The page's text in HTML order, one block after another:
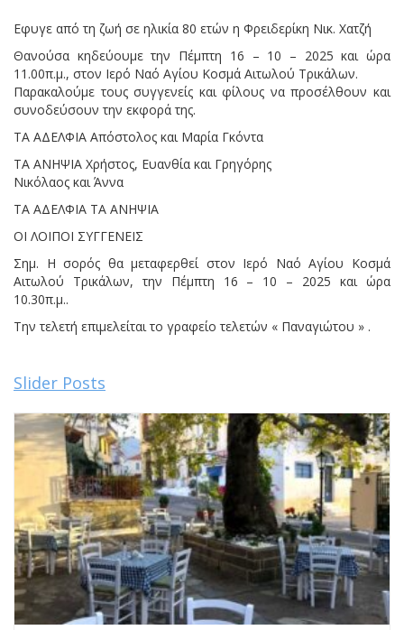
Eφυγε από τη ζωή σε ηλικία 80 ετών η Φρειδερίκη Νικ. Χατζή
Θανούσα κηδεύουμε την Πέμπτη 16 – 10 – 2025 και ώρα
11.00π.μ., στον Ιερό Ναό Αγίου Κοσμά Αιτωλού Τρικάλων.
Παρακαλούμε τους συγγενείς και φίλους να προσέλθουν και
συνοδεύσουν την εκφορά της.
ΤΑ ΑΔΕΛΦΙΑ Απόστολος και Μαρία Γκόντα
ΤΑ ΑΝΗΨΙΑ Χρήστος, Ευανθία και Γρηγόρης
Νικόλαος και Άννα
ΤΑ ΑΔΕΛΦΙΑ ΤΑ ΑΝΗΨΙΑ
ΟΙ ΛΟΙΠΟΙ ΣΥΓΓΕΝΕΙΣ
Σημ. Η σορός θα μεταφερθεί στον Ιερό Ναό Αγίου Κοσμά
Αιτωλού Τρικάλων, την Πέμπτη 16 – 10 – 2025 και ώρα
10.30π.μ..
Την τελετή επιμελείται το γραφείο τελετών « Παναγιώτου » .
Slider Posts